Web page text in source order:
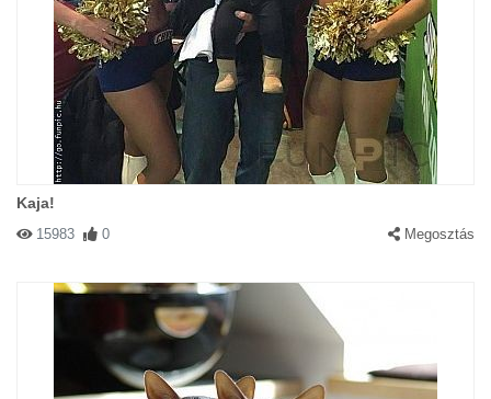
Kaja!
15983 0 Megosztás